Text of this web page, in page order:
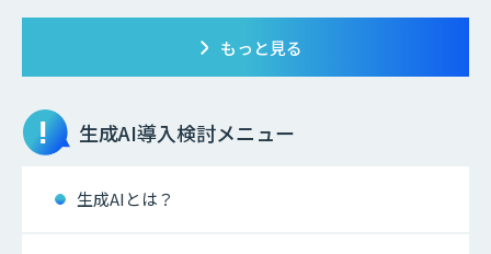
もっと見る
生成AI導入検討メニュー
生成AIとは？